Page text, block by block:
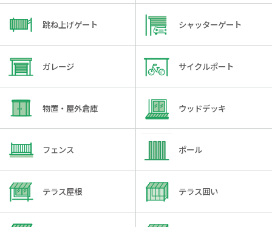
跳ね上げゲート シャッターゲート
ガレージ サイクルポート
物置・屋外倉庫 ウッドデッキ
フェンス ポール
テラス屋根 テラス囲い